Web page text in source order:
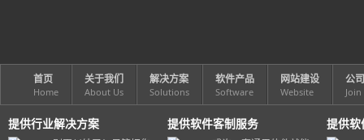
首页
Home
关于我们
About Us
解决方案
Solutions
软件产品
Software
网站建设
Website
公
Join
提供行业解决方案 提供软件客制服务 提供软